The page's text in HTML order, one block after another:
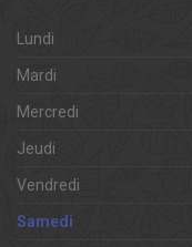
Lundi
Mardi
Mercredi
Jeudi
Vendredi
Samedi